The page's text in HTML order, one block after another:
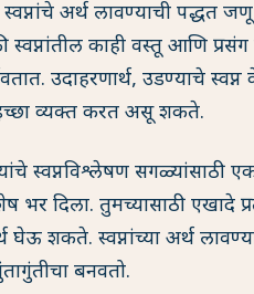
स्वप्नांचे अर्थ लावण्याची
स्वप्नांतील काही वस्तू आणि
उदाहरणार्थ, उडण्याचे
व्यक्त करत असू शकते.
यांचे स्वप्नविश्लेषण
भर दिला. तुमच्यासाठी एखादे
घेऊ शकते. स्वप्नांच्या अर्थ
बनवतो.